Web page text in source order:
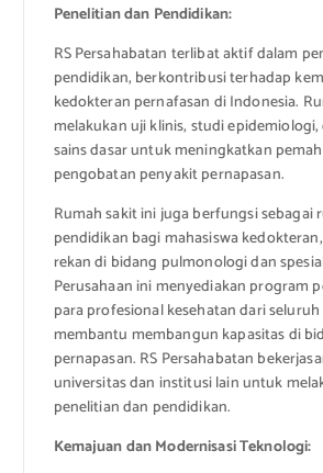
Penelitian dan Pendidikan:
RS Persahabatan terlibat aktif dalam
pendidikan, berkontribusi terhadap
kedokteran pernafasan di Indonesia.
melakukan uji klinis, studi
sains dasar untuk meningkatkan
pengobatan penyakit pernapasan.
Rumah sakit ini juga berfungsi sebagai
pendidikan bagi mahasiswa
rekan di bidang pulmonologi dan
Perusahaan ini menyediakan program
para profesional kesehatan dari
membantu membangun kapasitas di
pernapasan. RS Persahabatan
universitas dan institusi lain untuk
penelitian dan pendidikan.
Kemajuan dan Modernisasi Teknologi: